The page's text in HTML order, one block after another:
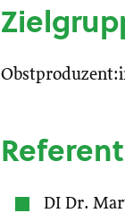
DI Dr.